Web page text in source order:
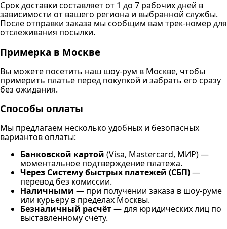
Срок доставки составляет от 1 до 7 рабочих дней в
зависимости от вашего региона и выбранной службы.
После отправки заказа мы сообщим вам трек-номер для
отслеживания посылки.
Примерка в Москве
Вы можете посетить наш шоу-рум в Москве, чтобы
примерить платье перед покупкой и забрать его сразу
без ожидания.
Способы оплаты
Мы предлагаем несколько удобных и безопасных
вариантов оплаты:
Банковской картой (Visa, Mastercard, МИР) —
моментальное подтверждение платежа.
Через Систему быстрых платежей (СБП)—
перевод без комиссии.
Наличными — при получении заказа в шоу-руме
или курьеру в пределах Москвы.
Безналичный расчёт— для юридических лиц по
выставленному счёту.